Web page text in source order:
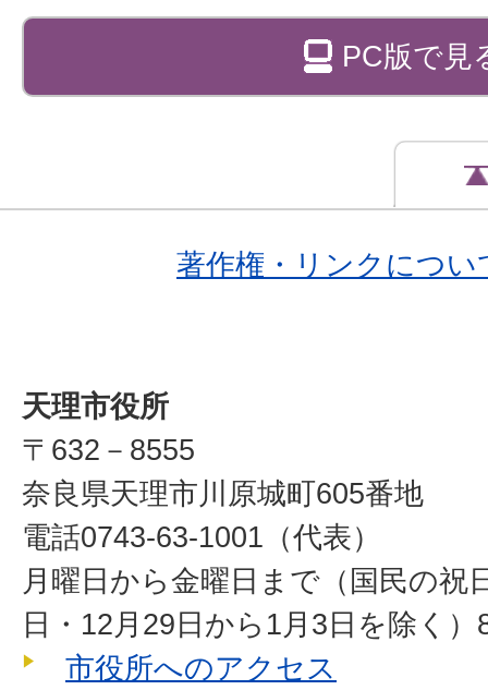
PC版で見
著作権・リンクについ
天理市役所
〒632－8555
奈良県天理市川原城町605番地
電話0743-63-1001（代表）
月曜日から金曜日まで（国民の祝
日・12月29日から1月3日を除く
市役所へのアクセス